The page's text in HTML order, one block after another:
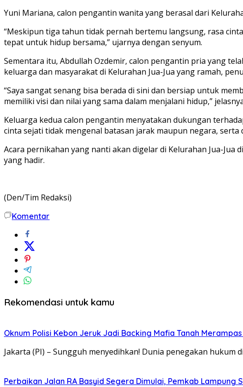
Yuni Mariana, calon pengantin wanita yang berasal dari
“Meskipun tiga tahun tidak pernah bertemu langsung, rasa
tepat untuk hidup bersama,” ujarnya dengan senyum.
Sementara itu, Abdullah Ozdemir, calon pengantin pria yang
keluarga dan masyarakat di Kelurahan Jua-Jua yang ramah,
“Saya sangat senang bisa berada di sini dan bersiap untuk
memiliki visi dan nilai yang sama dalam menjalani hidup,”
Keluarga kedua calon pengantin menyatakan dukungan
cinta sejati tidak mengenal batasan jarak maupun negara,
Acara pernikahan yang nanti akan digelar di Kelurahan Jua-
yang hadir.
(Den/Tim Redaksi)
Komentar
Rekomendasi untuk kamu
Oknum Polisi Kebon Jeruk Jadi Backing Mafia Tanah
Jakarta (PI) – Sungguh menyedihkan! Dunia penegakan
Perbaikan Jalan RA Basyid Segera Dimulai, Pemkab